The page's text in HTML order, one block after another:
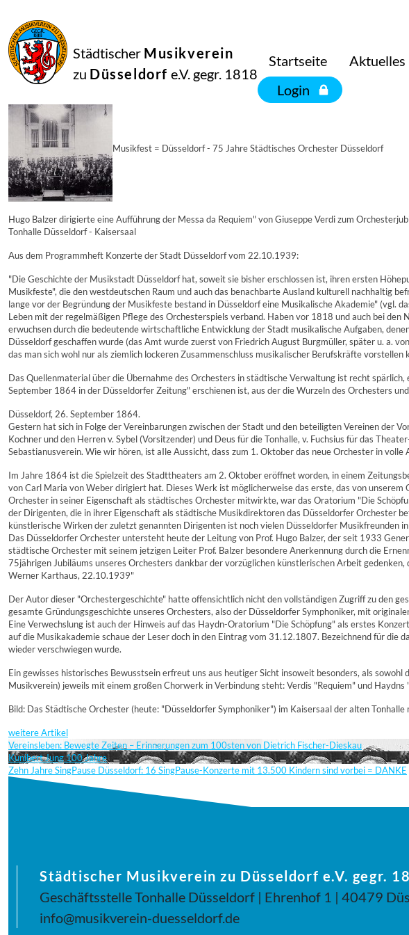
Städtischer Musikverein
zu Düsseldorf e.V. gegr. 1818
Startseite Aktuelles
Login
22
Oktober
1939
Manfred Hill
Musikfest = Düsseldorf - 75 Jahre Städtisches Orchester Düsseldorf
Hugo Balzer dirigierte eine Aufführung der Messa da Requiem" von Giuseppe Verdi zum
Tonhalle Düsseldorf - Kaisersaal
Aus dem Programmheft Konzerte der Stadt Düsseldorf vom 22.10.1939:
"Die Geschichte der Musikstadt Düsseldorf hat, soweit sie bisher erschlossen ist, ihren ersten
Musikfeste", die den westdeutschen Raum und auch das benachbarte Ausland kulturell nachhaltig
lange vor der Begründung der Musikfeste bestand in Düsseldorf eine Musikalische Akademie"
Leben mit der regelmäßigen Pflege des Orchesterspiels verband. Haben vor 1818 und auch bei
erwuchsen durch die bedeutende wirtschaftliche Entwicklung der Stadt musikalische Aufgaben,
Düsseldorf geschaffen wurde (das Amt wurde zuerst von Friedrich August Burgmüller, später u. a.
das man sich wohl nur als ziemlich lockeren Zusammenschluss musikalischer Berufskräfte
Das Quellenmaterial über die Übernahme des Orchesters in städtische Verwaltung ist recht
September 1864 in der Düsseldorfer Zeitung" erschienen ist, aus der die Wurzeln des Orchesters
Düsseldorf, 26. September 1864.
Gestern hat sich in Folge der Vereinbarungen zwischen der Stadt und den beteiligten Vereinen der
Kochner und den Herren v. Sybel (Vorsitzender) und Deus für die Tonhalle, v. Fuchsius für das
Sebastianusverein. Wie wir hören, ist aIle Aussicht, dass zum 1. Oktober das neue Orchester in
Im Jahre 1864 ist die Spielzeit des Stadttheaters am 2. Oktober eröffnet worden, in einem
von Carl Maria von Weber dirigiert hat. Dieses Werk ist möglicherweise das erste, das von
Orchester in seiner Eigenschaft als städtisches Orchester mitwirkte, war das Oratorium "Die
der Dirigenten, die in ihrer Eigenschaft als städtische Musikdirektoren das Düsseldorfer Orchester
künstlerische Wirken der zuletzt genannten Dirigenten ist noch vielen Düsseldorfer Musikfreunden
Das Düsseldorfer Orchester untersteht heute der Leitung von Prof. Hugo Balzer, der seit 1933
städtische Orchester mit seinem jetzigen Leiter Prof. Balzer besondere Anerkennung durch die
75jährigen Jubiläums unseres Orchesters dankbar der vorzüglichen künstlerischen Arbeit
Werner Karthaus, 22.10.1939"
Der Autor dieser "Orchestergeschichte" hatte offensichtlich nicht den vollständigen Zugriff zu den
gesamte Gründungsgeschichte unseres Orchesters, also der Düsseldorfer Symphoniker, mit
Eine Verwechslung ist auch der Hinweis auf das Haydn-Oratorium "Die Schöpfung" als erstes
auf die Musikakademie schaue der Leser doch in den Eintrag vom 31.12.1807. Bezeichnend für
wieder verschwiegen wurde.
Ein gewisses historisches Bewusstsein erfreut uns aus heutiger Sicht insoweit besonders, als
Musikverein) jeweils mit einem großen Chorwerk in Verbindung steht: Verdis "Requiem" und
Bild: Das Städtische Orchester (heute: "Düsseldorfer Symphoniker") im Kaisersaal der alten
weitere Artikel
Vereinsleben: Bewegte Zeiten – Erinnerungen zum 100sten von Dietrich Fischer-Dieskau
Kunibert Jung 100 Jahre
Zehn Jahre SingPause Düsseldorf: 16 SingPause-Konzerte mit 13.500 Kindern sind vorbei = DANKE
Städtischer Musikverein zu Düsseldorf e.V. gegr.
Geschäftsstelle Tonhalle Düsseldorf | Ehrenhof 1 | 40479
info@musikverein-duesseldorf.de